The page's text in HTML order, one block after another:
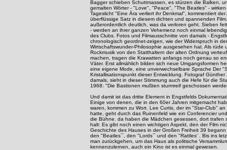
Bagger schieben Schuttmassen, es stürzen die Balken,
gemalten Wörter - "Love", "Peace", "The Beatles" -
Tageslicht "Eine Ära verliert ihr Denkmal", kommentiert
überflüssige Satz in diesem dichten und spannenden
außerordentlich deutlich, was da verloren geht. Sieben
- werden an ihrer ganzen Vehemenz noch einmal
des Clubs. Fotos und Filmausschnitte von damals -
chronologisch geordnet-zeigen, wie der Widerspruch in
Wirtschaftswunder-Philosophie ausgesehen hat. Als rüde
Rockmusik von den Statthaltern der alten Ordnung
machen, tragen die Krawatten anfangs noch genau so
Väter. Erst allmählich bilden sich neue Umgangsformen
eine eigene Mode, eine unverwechselbare Sprache Der
Kristallisationspunkt dieser Entwicklung. Fotograf
damals, sieht in dieser Stimmung auch die Hefe für die
1968: "Die Bastionen mußten sturmreif geschossen
Und damit ist das dritte Element in Engstfelds
Einige von denen, die in den 60er Jahren mitgemacht
waren, kommen zu Wort. Lee Curtis, der im "Star-Club"
hatte, geht durch das Ruinenfeld wie ein Conferencier
die Bühne. da haben die Mädchen gesessen, dort trafen
halt: Es gibt noch einen wichtigen Aspekt, den der Film
Geschichte des Hauses in der Großen Freiheit 39
den "Beatles``, den "Lords`` und den "Rattles' . Bis ins
man zurückgehen, um das Haus als politische
kennenzulernen, auch ein Kino ist es einmal gewesen.